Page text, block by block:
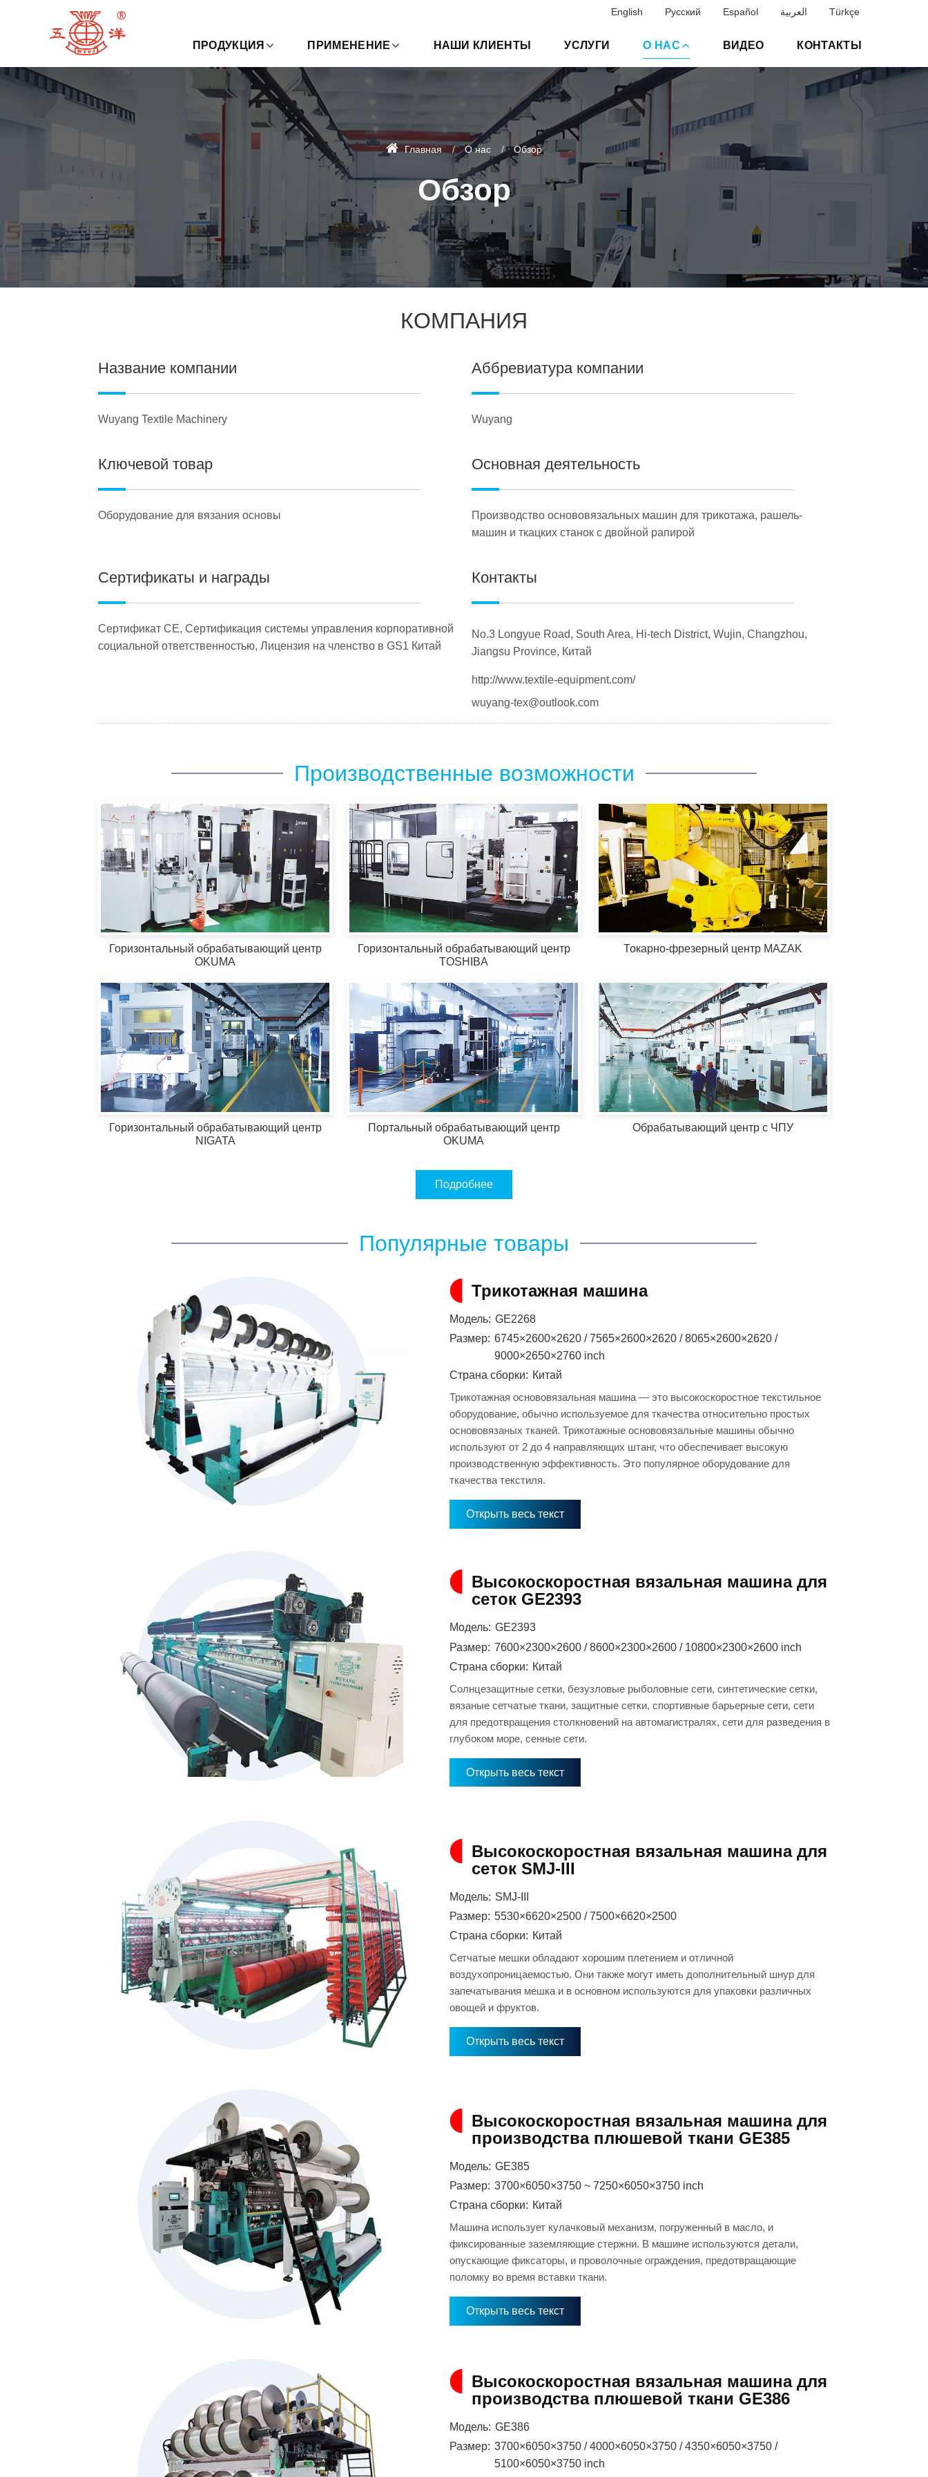
English Русский Español العربية Türkçe
ПРОДУКЦИЯ ПРИМЕНЕНИЕ НАШИ КЛИЕНТЫ УСЛУГИ О НАС ВИДЕО КОНТАКТЫ
Главная О нас Обзор
Обзор
КОМПАНИЯ
Название компании
Wuyang Textile Machinery
Аббревиатура компании
Wuyang
Ключевой товар
Оборудование для вязания основы
Основная деятельность
Производство основовязальных машин для трикотажа, рашель-
машин и ткацких станок с двойной рапирой
Сертификаты и награды
Сертификат CE, Сертификация системы управления корпоративной
социальной ответственностью, Лицензия на членство в GS1 Китай
Контакты
No.3 Longyue Road, South Area, Hi-tech District, Wujin, Changzhou,
Jiangsu Province, Китай
http://www.textile-equipment.com/
wuyang-tex@outlook.com
Производственные возможности
Горизонтальный обрабатывающий центр
OKUMA
Горизонтальный обрабатывающий центр
TOSHIBA
Токарно-фрезерный центр MAZAK
Горизонтальный обрабатывающий центр
NIGATA
Портальный обрабатывающий центр
OKUMA
Обрабатывающий центр с ЧПУ
Подробнее
Популярные товары
Трикотажная машина
Модель: GE2268
Размер: 6745×2600×2620 / 7565×2600×2620 / 8065×2600×2620 /
9000×2650×2760 inch
Страна сборки: Китай
Трикотажная основовязальная машина — это высокоскоростное текстильное
оборудование, обычно используемое для ткачества относительно простых
основовязаных тканей. Трикотажные основовязальные машины обычно
используют от 2 до 4 направляющих штанг, что обеспечивает высокую
производственную эффективность. Это популярное оборудование для
ткачества текстиля.
Открыть весь текст
Высокоскоростная вязальная машина для
сеток GE2393
Модель: GE2393
Размер: 7600×2300×2600 / 8600×2300×2600 / 10800×2300×2600 inch
Страна сборки: Китай
Солнцезащитные сетки, безузловые рыболовные сети, синтетические сетки,
вязаные сетчатые ткани, защитные сетки, спортивные барьерные сети, сети
для предотвращения столкновений на автомагистралях, сети для разведения в
глубоком море, сенные сети.
Открыть весь текст
Высокоскоростная вязальная машина для
сеток SMJ-III
Модель: SMJ-III
Размер: 5530×6620×2500 / 7500×6620×2500
Страна сборки: Китай
Сетчатые мешки обладают хорошим плетением и отличной
воздухопроницаемостью. Они также могут иметь дополнительный шнур для
запечатывания мешка и в основном используются для упаковки различных
овощей и фруктов.
Открыть весь текст
Высокоскоростная вязальная машина для
производства плюшевой ткани GE385
Модель: GE385
Размер: 3700×6050×3750 ~ 7250×6050×3750 inch
Страна сборки: Китай
Машина использует кулачковый механизм, погруженный в масло, и
фиксированные заземляющие стержни. В машине используются детали,
опускающие фиксаторы, и проволочные ограждения, предотвращающие
поломку во время вставки ткани.
Открыть весь текст
Высокоскоростная вязальная машина для
производства плюшевой ткани GE386
Модель: GE386
Размер: 3700×6050×3750 / 4000×6050×3750 / 4350×6050×3750 /
5100×6050×3750 inch